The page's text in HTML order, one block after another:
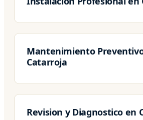
Mantenimiento
Catarroja
Revision y Diagnostico en